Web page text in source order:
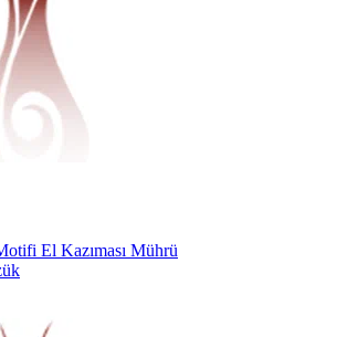
El Kazıması Mührü